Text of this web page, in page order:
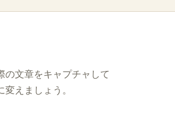
の文章をキャプチャして
えましょう。